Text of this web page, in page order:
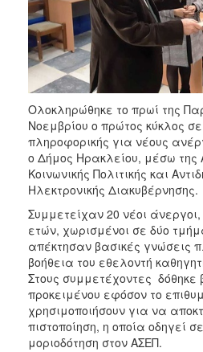
ΤΟΠΟΣ
ΠΟΛΙΤΙΣΜΟΣ
ΑΝΘΕΚΤΙΚΗ
ΠΟΛΗ
Ολοκληρώθηκε το πρωί της
Νοεμβρίου ο πρώτος κύκλος
πληροφορικής για νέους
ο Δήμος Ηρακλείου, μέσω της
Κοινωνικής Πολιτικής και
Ηλεκτρονικής Διακυβέρνησης.
Συμμετείχαν 20 νέοι
ετών, χωρισμένοι σε δύο
απέκτησαν βασικές γνώσεις
βοήθεια του εθελοντή
Στους συμμετέχοντες δόθηκε
προκειμένου εφόσον το
χρησιμοποιήσουν για να
πιστοποίηση, η οποία οδηγεί
μοριοδότηση στον ΑΣΕΠ.